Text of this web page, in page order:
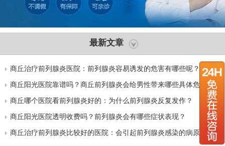
最新文章
商丘治疗前列腺炎医院：前列腺炎容易诱发的危害有哪些呢？
商丘阳光医院靠谱吗？商丘前列腺炎会给男性带来哪些具体危害
呢？
商丘哪个医院看前列腺炎好的：为什么前列腺炎反复发作？
商丘阳光医院透明收费吗？前列腺炎会有哪些症状表现？
商丘治疗前列腺炎比较好的医院：会引起前列腺炎感染的病原体有